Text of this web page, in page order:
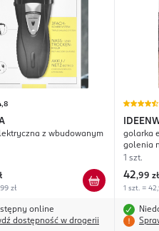
z wbudowanym
zł
online
dostępność w drogerii
golarka
golenia
1 szt.
42,99 zł
1 szt. =